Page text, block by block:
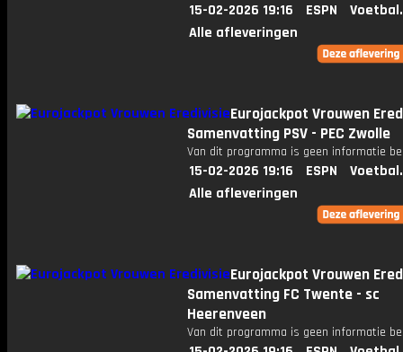
15-02-2026 19:16 ESPN
Alle afleveringen
Eurojackpot Vrouwen
Samenvatting PSV - PEC Zwolle
Van dit programma is geen informatie
15-02-2026 19:16 ESPN
Alle afleveringen
Eurojackpot Vrouwen
Samenvatting FC Twente - sc
Heerenveen
Van dit programma is geen informatie